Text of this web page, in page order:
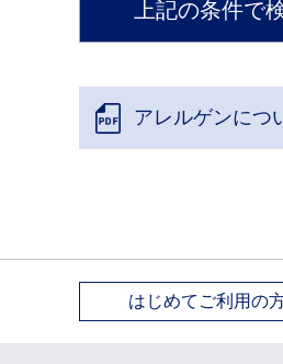
アレルゲンにつ
はじめてご利用の